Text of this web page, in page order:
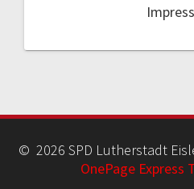
© 2026 SPD Lutherstadt
OnePage Express